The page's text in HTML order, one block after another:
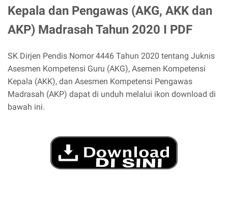
Kepala dan Pengawas (AKG, AKK dan
AKP) Madrasah Tahun 2020 I PDF
SK Dirjen Pendis Nomor 4446 Tahun 2020 tentang Juknis
Asesmen Kompetensi Guru (AKG), Asemen Kompetensi
Kepala (AKK), dan Asesmen Kompetensi Pengawas
Madrasah (AKP) dapat di unduh melalui ikon download di
bawah ini.